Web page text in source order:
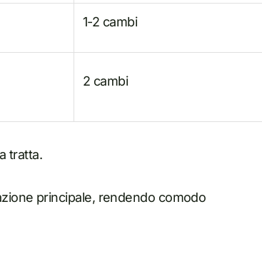
1-2 cambi
2 cambi
tratta.
principale, rendendo comodo